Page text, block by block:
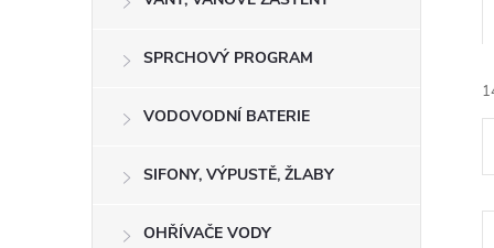
SPRCHOVÝ PROGRAM
VODOVODNÍ BATERIE
SIFONY, VÝPUSTĚ, ŽLABY
OHŘÍVAČE VODY
a